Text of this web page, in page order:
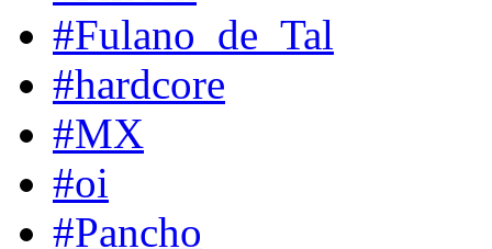
#Fulano_de_Tal
#hardcore
#MX
#oi
#Pancho